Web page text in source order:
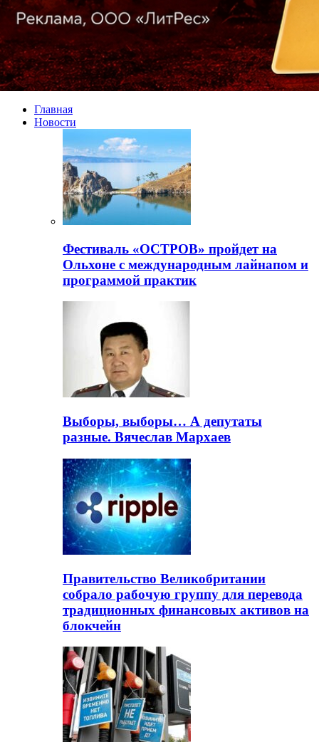
Главная
Новости
Фестиваль «ОСТРОВ» пройдет на
Ольхоне с международным лайнапом и
программой практик
Выборы, выборы… А депутаты
разные. Вячеслав Мархаев
Правительство Великобритании
собрало рабочую группу для перевода
традиционных финансовых активов на
блокчейн